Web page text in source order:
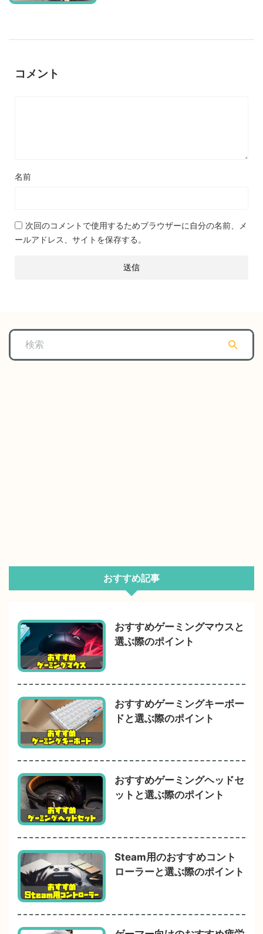
コメント
名前
次回のコメントで使用するためブラウザーに自分の名前、メ
ールアドレス、サイトを保存する。
おすすめ記事
おすすめゲーミングマウスと
選ぶ際のポイント
おすすめゲーミングキーボー
ドと選ぶ際のポイント
おすすめゲーミングヘッドセ
ットと選ぶ際のポイント
Steam用のおすすめコント
ローラーと選ぶ際のポイント